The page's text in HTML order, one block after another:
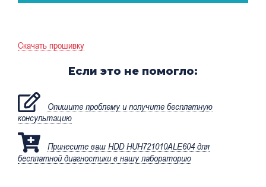
Скачать прошивку
Если это не помогло:
Опишите проблему и получите бесплатную
консультацию
Принесите ваш HDD HUH721010ALE604 для
бесплатной диагностики в нашу лабораторию